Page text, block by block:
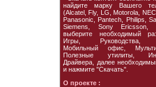
найдите марку Вашего
(Alcatel, Fly, LG, Motorola,
Panasonic, Pantech, Philips,
Siemens, Sony Ericsson,
выберите необходимый
Игры, Руководства,
Мобильный офис,
Полезные утилиты,
Драйвера, далее
и нажмите "Скачать".
О проекте :